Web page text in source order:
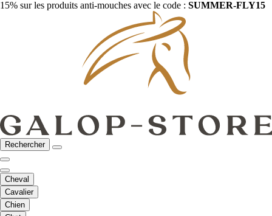
15% sur les produits anti-mouches avec le code : SUMMER-FLY15
Rechercher
Cheval
Cavalier
Chien